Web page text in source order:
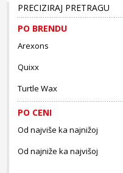
PRECIZIRAJ PRETRAGU
PO BRENDU
Arexons
Quixx
Turtle Wax
PO CENI
Od najviše ka najnižoj
Od najniže ka najvišoj